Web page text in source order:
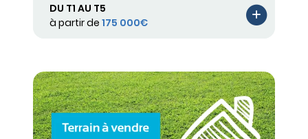
DU T1 AU T5
à partir de 175 000€